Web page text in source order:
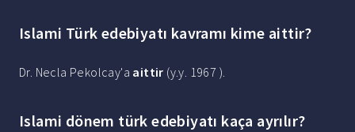
Islami Türk edebiyatı kavramı kime aittir?
Dr. Necla Pekolcay'a aittir (y.y. 1967 ).
Islami dönem türk edebiyatı kaça ayrılır?